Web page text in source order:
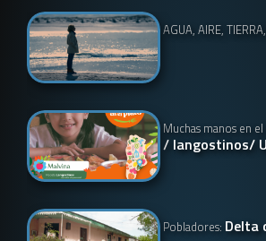
AGUA, AIRE,
Muchas manos en
/ langostinos/
Pobladores: Delta